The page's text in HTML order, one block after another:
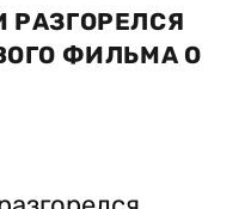
РАЗГОРЕЛСЯ
ФИЛЬМА О